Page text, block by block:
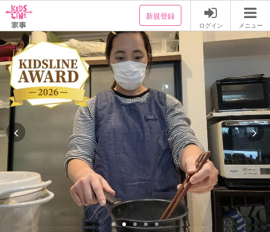
新規登録
ログイン メニュー